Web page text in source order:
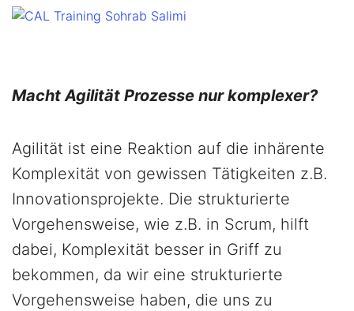
Macht Agilität Prozesse nur komplexer?
Agilität ist eine Reaktion auf die inhärente
Komplexität von gewissen Tätigkeiten z.B.
Innovationsprojekte. Die strukturierte
Vorgehensweise, wie z.B. in Scrum, hilft
dabei, Komplexität besser in Griff zu
bekommen, da wir eine strukturierte
Vorgehensweise haben, die uns zu